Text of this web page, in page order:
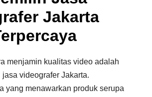
Jakarta
menjamin kualitas video adalah
videografer Jakarta.
yang menawarkan produk serupa